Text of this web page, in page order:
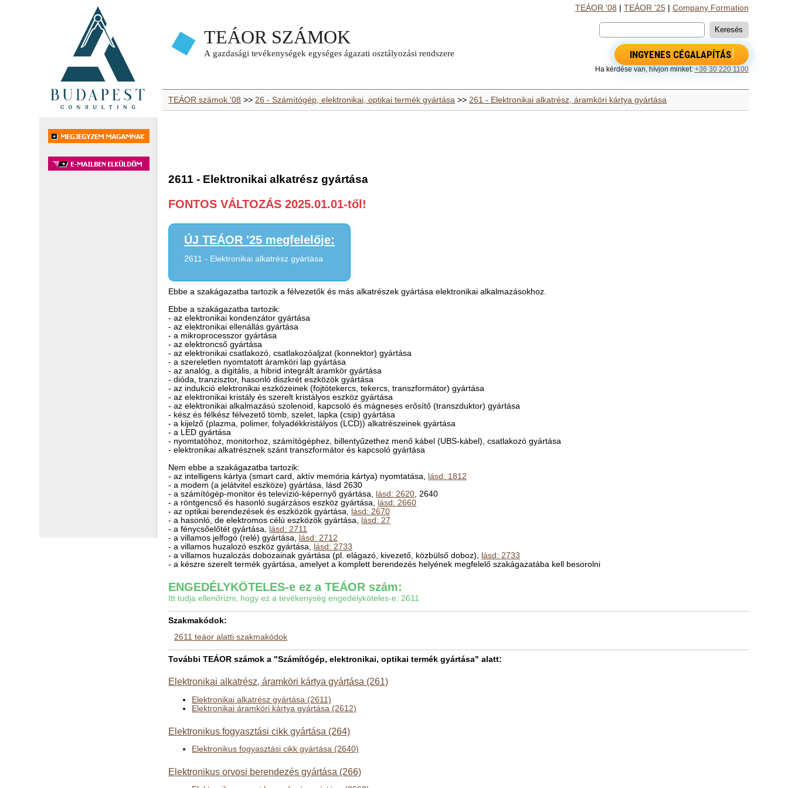
TEÁOR '08 TEÁOR '25| Company Formation
INGYENES CÉGALAPÍTÁS
Ha kérdése van, hívjon minket: +36 30 220 1100
TEÁOR számok '08 >>26 - Számítógép, elektronikai, optikai termék gyártása >>261 - Elektronikai alkatrész, áramköri kártya gyártása
2611 - Elektronikai alkatrész gyártása
FONTOS VÁLTOZÁS 2025.01.01-től!
ÚJ TEÁOR '25 megfelelője:
2611 - Elektronikai alkatrész gyártása
Ebbe a szakágazatba tartozik a félvezetők és más alkatrészek gyártása elektronikai alkalmazásokhoz.
Ebbe a szakágazatba tartozik:
- az elektronikai kondenzátor gyártása
- az elektronikai ellenállás gyártása
- a mikroprocesszor gyártása
- az elektroncső gyártása
- az elektronikai csatlakozó, csatlakozóaljzat (konnektor) gyártása
- a szereletlen nyomtatott áramköri lap gyártása
- az analóg, a digitális, a hibrid integrált áramkör gyártása
- dióda, tranzisztor, hasonló diszkrét eszközök gyártása
- az indukció elektronikai eszközeinek (fojtótekercs, tekercs, transzformátor) gyártása
- az elektronikai kristály és szerelt kristályos eszköz gyártása
- az elektronikai alkalmazású szolenoid, kapcsoló és mágneses erősítő (transzduktor) gyártása
- kész és félkész félvezető tömb, szelet, lapka (csip) gyártása
- a kijelző (plazma, polimer, folyadékkristályos (LCD)) alkatrészeinek gyártása
- a LED gyártása
- nyomtatóhoz, monitorhoz, számítógéphez, billentyűzethez menő kábel (UBS-kábel), csatlakozó gyártása
- elektronikai alkatrésznek szánt transzformátor és kapcsoló gyártása
Nem ebbe a szakágazatba tartozik:
- az intelligens kártya (smart card, aktív memória kártya) nyomtatása, lásd: 1812
- a modem (a jelátvitel eszköze) gyártása, lásd 2630
- a számítógép-monitor és televízió-képernyő gyártása, lásd: 2620 , 2640
- a röntgencső és hasonló sugárzásos eszköz gyártása, lásd: 2660
- az optikai berendezések és eszközök gyártása, lásd: 2670
- a hasonló, de elektromos célú eszközök gyártása, lásd: 27
- a fénycsőelőtét gyártása, lásd: 2711
- a villamos jelfogó (relé) gyártása, lásd: 2712
- a villamos huzalozó eszköz gyártása, lásd: 2733
- a villamos huzalozás dobozainak gyártása (pl. elágazó, kivezető, közbülső doboz), lásd: 2733
- a készre szerelt termék gyártása, amelyet a komplett berendezés helyének megfelelő szakágazatába kell besorolni
ENGEDÉLYKÖTELES-e ez a TEÁOR szám:
Itt tudja ellenőrizni, hogy ez a tevékenység engedélyköteles-e: 2611
Szakmakódok:
2611 teáor alatti szakmakódok
További TEÁOR számok a "Számítógép, elektronikai, optikai termék gyártása" alatt:
Elektronikai alkatrész, áramköri kártya gyártása (261)
Elektronikai alkatrész gyártása (2611)
Elektronikai áramköri kártya gyártása (2612)
Elektronikus fogyasztási cikk gyártása (264)
Elektronikus fogyasztási cikk gyártása (2640)
Elektronikus orvosi berendezés gyártása (266)